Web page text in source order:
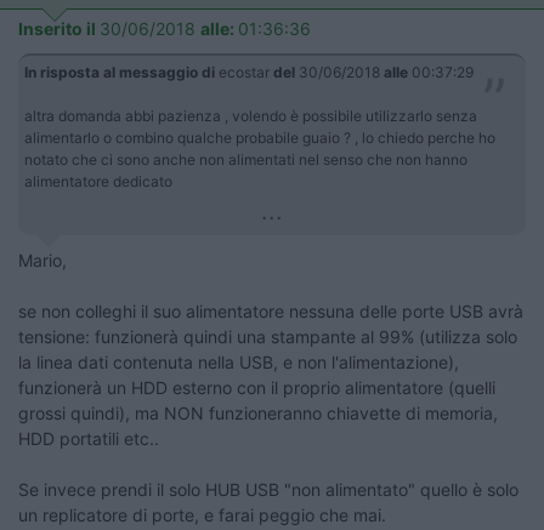
Inserito il 30/06/2018 alle: 01:36:36
In risposta al messaggio di ecostar del 30/06/2018 alle 00:37:29
altra domanda abbi pazienza , volendo è possibile utilizzarlo senza
alimentarlo o combino qualche probabile guaio ? , lo chiedo perche ho
notato che ci sono anche non alimentati nel senso che non hanno
alimentatore dedicato
...
Mario,
se non colleghi il suo alimentatore nessuna delle porte USB avrà
tensione: funzionerà quindi una stampante al 99% (utilizza solo
la linea dati contenuta nella USB, e non l'alimentazione),
funzionerà un HDD esterno con il proprio alimentatore (quelli
grossi quindi), ma NON funzioneranno chiavette di memoria,
HDD portatili etc..
Se invece prendi il solo HUB USB "non alimentato" quello è solo
un replicatore di porte, e farai peggio che mai.